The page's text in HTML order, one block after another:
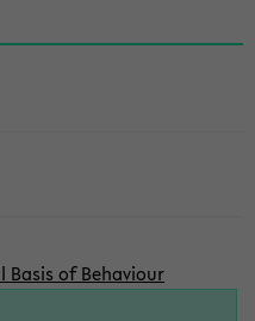
Basis of Behaviour